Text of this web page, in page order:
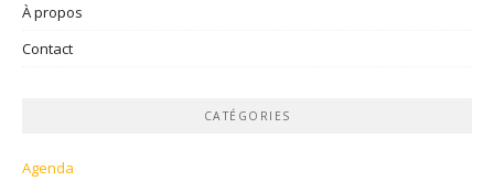
À propos
Contact
CATÉGORIES
Agenda